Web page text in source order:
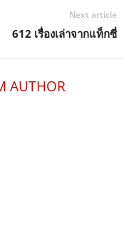
Next article
612 เรื่องเล่าจากแท็กซี่
AUTHOR